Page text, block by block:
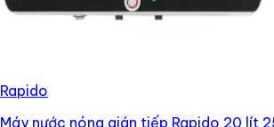
Rapido
Máy nước nóng gián tiếp Rapido 20 lít